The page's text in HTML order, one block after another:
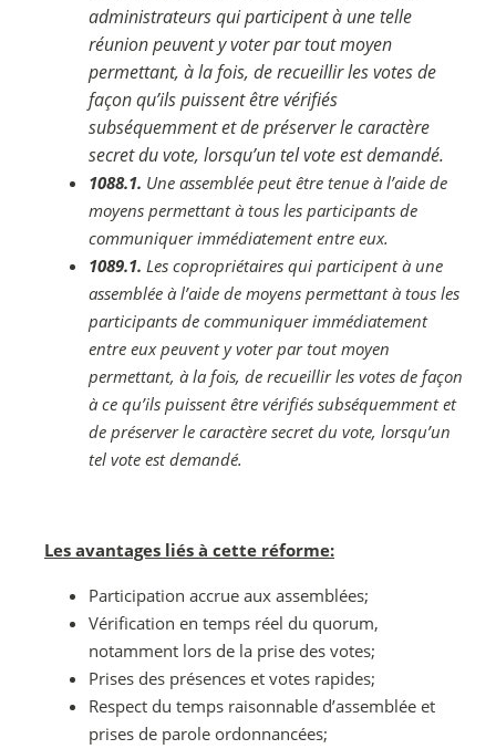
administrateurs qui participent à une telle
réunion peuvent y voter par tout moyen
permettant, à la fois, de recueillir les votes de
façon qu’ils puissent être vérifiés
subséquemment et de préserver le caractère
secret du vote, lorsqu’un tel vote est demandé.
1088.1. Une assemblée peut être tenue à l’aide de
moyens permettant à tous les participants de
communiquer immédiatement entre eux.
1089.1. Les copropriétaires qui participent à une
assemblée à l’aide de moyens permettant à tous les
participants de communiquer immédiatement
entre eux peuvent y voter par tout moyen
permettant, à la fois, de recueillir les votes de façon
à ce qu’ils puissent être vérifiés subséquemment et
de préserver le caractère secret du vote, lorsqu’un
tel vote est demandé.
Les avantages liés à cette réforme:
Participation accrue aux assemblées;
Vérification en temps réel du quorum,
notamment lors de la prise des votes;
Prises des présences et votes rapides;
Respect du temps raisonnable d’assemblée et
prises de parole ordonnancées;